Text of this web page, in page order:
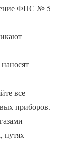
ФПС № 5
все
приборов.
путях